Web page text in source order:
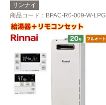
リンナイ
商品コード ：BPAC-R0-009-W-LPG